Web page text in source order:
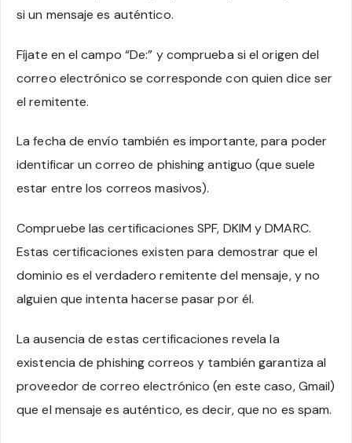
si un mensaje es auténtico.
Fíjate en el campo “De:” y comprueba si el origen del
correo electrónico se corresponde con quien dice ser
el remitente.
La fecha de envío también es importante, para poder
identificar un correo de phishing antiguo (que suele
estar entre los correos masivos).
Compruebe las certificaciones SPF, DKIM y DMARC.
Estas certificaciones existen para demostrar que el
dominio es el verdadero remitente del mensaje, y no
alguien que intenta hacerse pasar por él.
La ausencia de estas certificaciones revela la
existencia de phishing correos y también garantiza al
proveedor de correo electrónico (en este caso, Gmail)
que el mensaje es auténtico, es decir, que no es spam.